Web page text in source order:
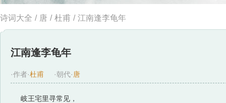
诗词大全 / 唐 / 杜甫 / 江南逢李龟年
江南逢李龟年
·作者·杜甫 ·朝代· 唐
岐王宅里寻常见，